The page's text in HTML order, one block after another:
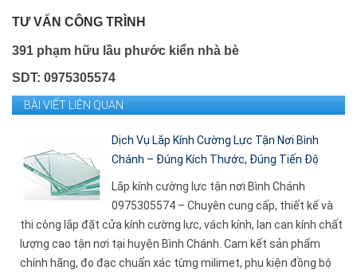
TƯ VẤN CÔNG TRÌNH
391 phạm hữu lầu phước kiển nhà bè
SDT: 0975305574
BÀI VIẾT LIÊN QUAN
Dịch Vụ Lắp Kính Cường Lực Tận Nơi Bình
Chánh – Đúng Kích Thước, Đúng Tiến Độ
Lắp kính cường lực tận nơi Bình Chánh
0975305574 – Chuyên cung cấp, thiết kế và
thi công lắp đặt cửa kính cường lực, vách kính, lan can kính chất
lượng cao tận nơi tại huyện Bình Chánh. Cam kết sản phẩm
chính hãng, đo đạc chuẩn xác từng milimet, phụ kiện đồng bộ